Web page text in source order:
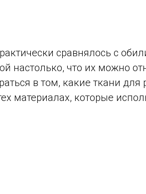
сравнялось с
настолько, что их можно
в том, какие ткани для
материалах, которые